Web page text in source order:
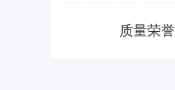
质量荣誉